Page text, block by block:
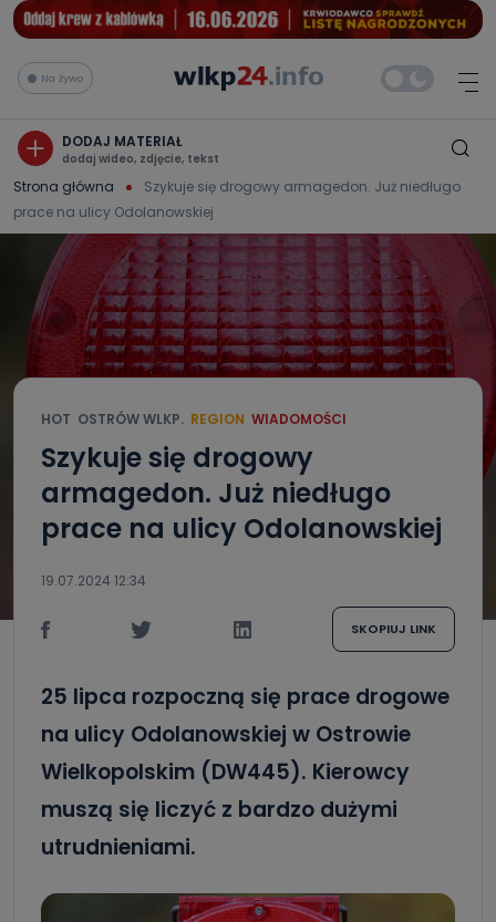
Na żywo
DODAJ MATERIAŁ
dodaj wideo, zdjęcie, tekst
Strona główna
Szykuje się drogowy armagedon. Już niedługo
prace na ulicy Odolanowskiej
HOT OSTRÓW WLKP. REGION WIADOMOŚCI
Szykuje się drogowy
armagedon. Już niedługo
prace na ulicy Odolanowskiej
19.07.2024 12:34
SKOPIUJ LINK
25 lipca rozpoczną się prace drogowe
na ulicy Odolanowskiej w Ostrowie
Wielkopolskim (DW445). Kierowcy
muszą się liczyć z bardzo dużymi
utrudnieniami.